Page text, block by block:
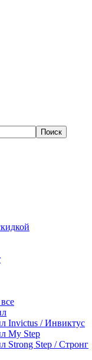
Invictus / Инвиктус
My Step
Strong Step / Стронг